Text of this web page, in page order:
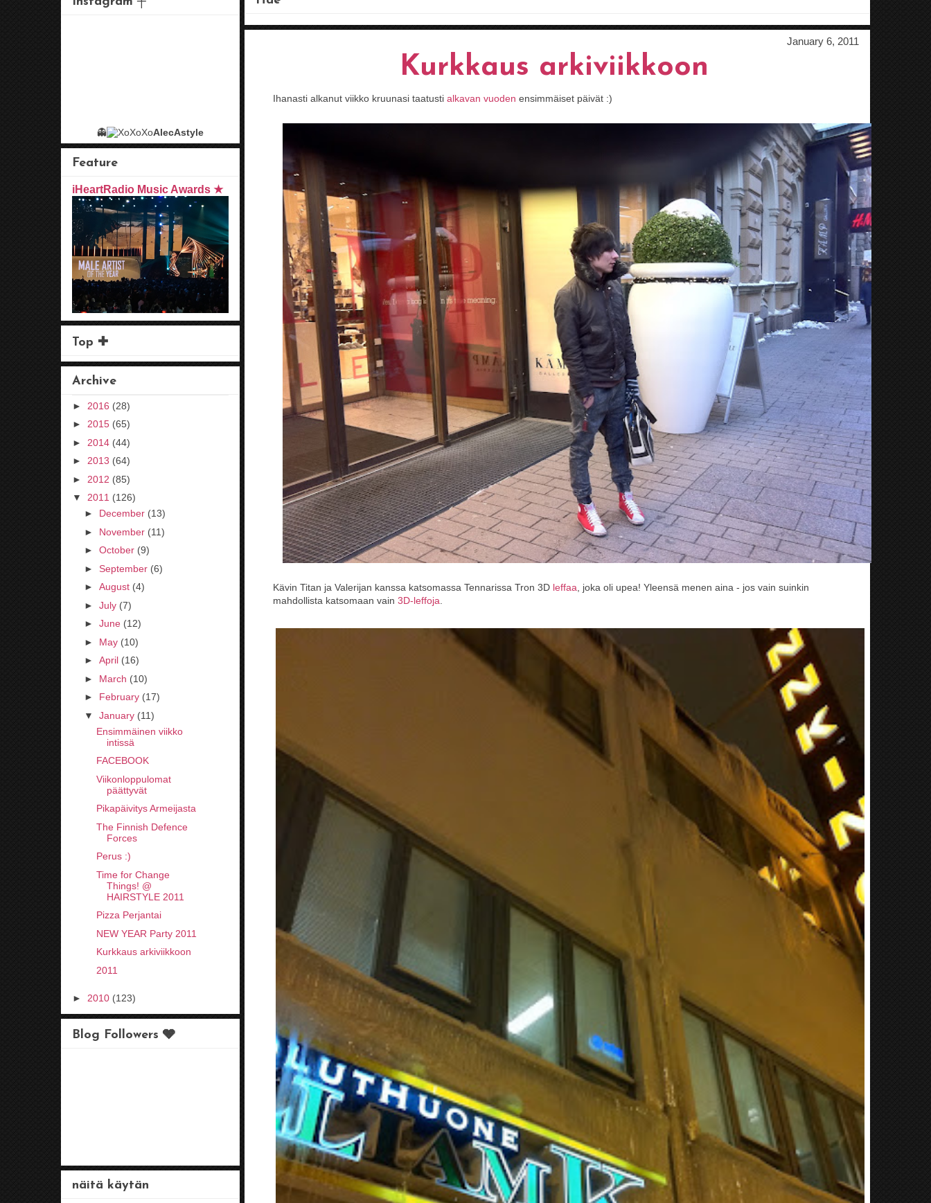
January 6, 2011
Kurkkaus arkiviikkoon
Ihanasti alkanut viikko kruunasi taatusti alkavan vuoden ensimmäiset päivät :)
Kävin Titan ja Valerijan kanssa katsomassa Tennarissa Tron 3D leffaa , joka oli upea! Yleensä menen aina - jos vain suinkin
mahdollista katsomaan vain 3D-leffoja
👻 AlecAstyle
Feature
iHeartRadio Music Awards ★
Top ✚
Archive
► 2016 (28)
► 2015 (65)
► 2014 (44)
► 2013 (64)
► 2012 (85)
▼
2011 (126)
► December (13)
► November (11)
► October (9)
► September (6)
► August (4)
► July (7)
► June (12)
► May (10)
► April (16)
► March (10)
► February (17)
▼
January (11)
Ensimmäinen viikko
intissä
FACEBOOK
Viikonloppulomat
päättyvät
Pikapäivitys Armeijasta
The Finnish Defence
Forces
Perus :)
Time for Change
Things! @
HAIRSTYLE 2011
Pizza Perjantai
NEW YEAR Party 2011
Kurkkaus arkiviikkoon
2011
► 2010 (123)
Blog Followers 🩶
näitä käytän